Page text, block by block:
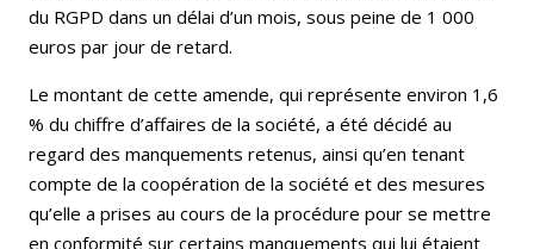
du RGPD dans un délai d’un mois, sous peine de 1 000
euros par jour de retard.
Le montant de cette amende, qui représente environ 1,6
% du chiffre d’affaires de la société, a été décidé au
regard des manquements retenus, ainsi qu’en tenant
compte de la coopération de la société et des mesures
qu’elle a prises au cours de la procédure pour se mettre
en conformité sur certains manquements qui lui étaient